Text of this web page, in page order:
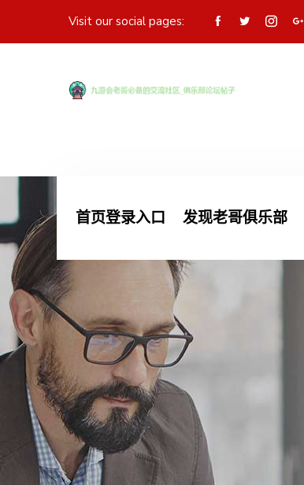
Visit our social pages:
首页登录入口 发现老哥俱乐部